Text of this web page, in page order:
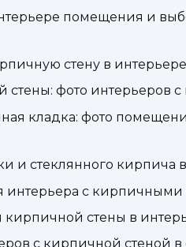
помещения и
стену в интерьере
фото интерьеров
кладка: фото
и стеклянного кирпича
интерьера с кирпичными
стены в
с кирпичной стеной в